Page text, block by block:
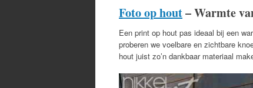
Foto op hout– Warmte
Een print op hout pas ideaal bij een
proberen we voelbare en zichtbare
hout juist zo’n dankbaar materiaal